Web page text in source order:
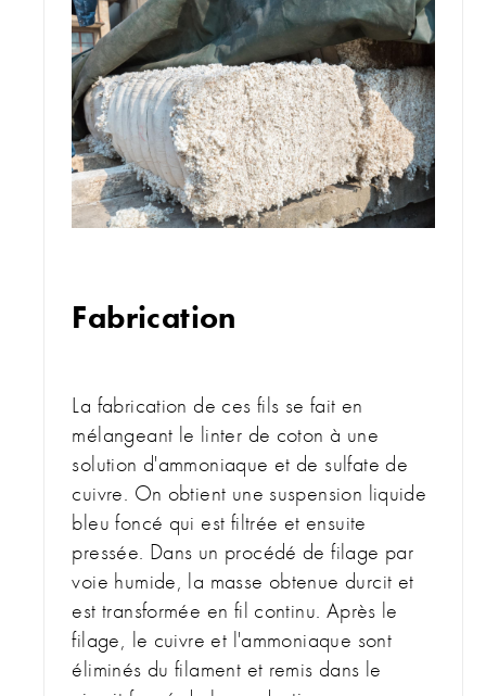
Fabrication
La fabrication de ces fils se fait en
mélangeant le linter de coton à une
solution d'ammoniaque et de sulfate de
cuivre. On obtient une suspension liquide
bleu foncé qui est filtrée et ensuite
pressée. Dans un procédé de filage par
voie humide, la masse obtenue durcit et
est transformée en fil continu. Après le
filage, le cuivre et l'ammoniaque sont
éliminés du filament et remis dans le